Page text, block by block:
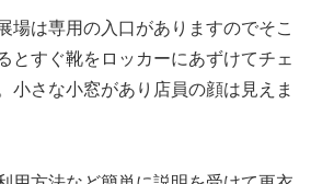
場は専用の入口がありますのでそこ
とすぐ靴をロッカーにあずけてチェ
小さな小窓があり店員の顔は見えま